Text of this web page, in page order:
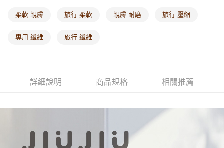
柔軟 親膚 旅行 柔軟 親膚 耐磨 旅行 壓縮
專用 纖維 旅行 纖維
詳細說明 商品規格 相關推薦